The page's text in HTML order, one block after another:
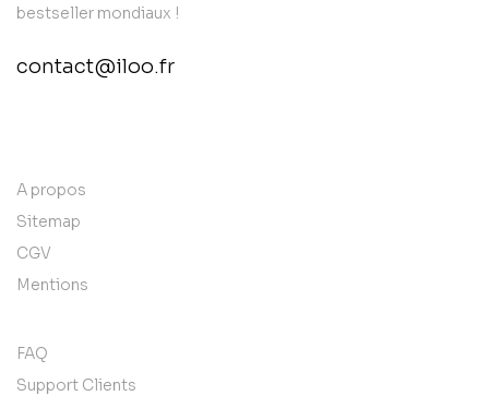
bestseller mondiaux !
contact@iloo.fr
A propos
Sitemap
CGV
Mentions
FAQ
Support Clients